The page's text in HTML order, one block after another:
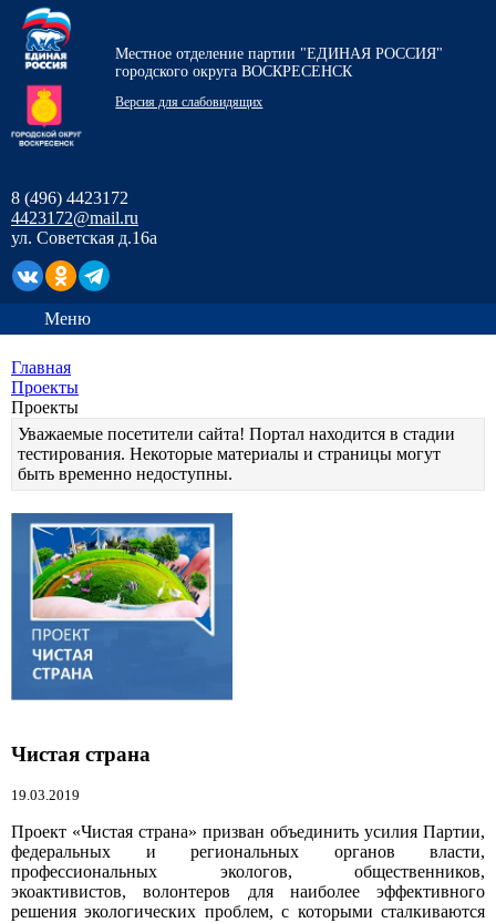
Местное отделение партии "ЕДИНАЯ РОССИЯ"
городского округа ВОСКРЕСЕНСК
Версия для слабовидящих
8 (496) 4423172
4423172@mail.ru
ул. Советская д.16а
Меню
Главная
Проекты
Проекты
Уважаемые посетители сайта! Портал находится в стадии
тестирования. Некоторые материалы и страницы могут
быть временно недоступны.
Чистая страна
19.03.2019
Проект «Чистая страна» призван объединить усилия Партии,
федеральных и региональных органов власти,
профессиональных экологов, общественников,
экоактивистов, волонтеров для наиболее эффективного
решения экологических проблем, с которыми сталкиваются